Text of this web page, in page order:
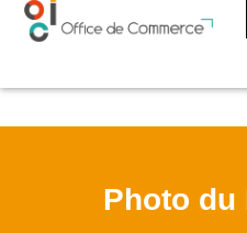
Photo du
Panneau de gestion des cookies